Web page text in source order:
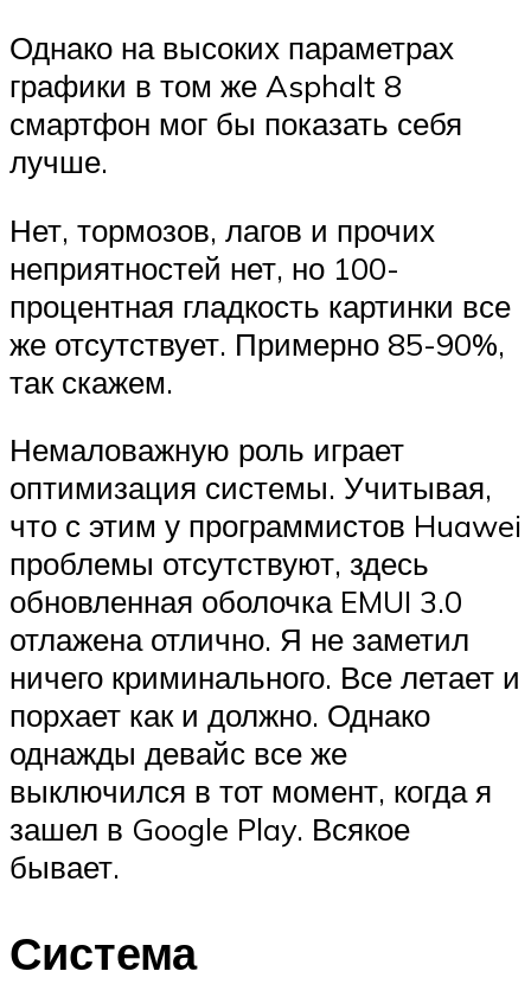
Однако на высоких параметрах
графики в том же Asphalt 8
смартфон мог бы показать себя
лучше.
Нет, тормозов, лагов и прочих
неприятностей нет, но 100-
процентная гладкость картинки все
же отсутствует. Примерно 85-90%,
так скажем.
Немаловажную роль играет
оптимизация системы. Учитывая,
что с этим у программистов Huawei
проблемы отсутствуют, здесь
обновленная оболочка EMUI 3.0
отлажена отлично. Я не заметил
ничего криминального. Все летает и
порхает как и должно. Однако
однажды девайс все же
выключился в тот момент, когда я
зашел в Google Play. Всякое
бывает.
Система